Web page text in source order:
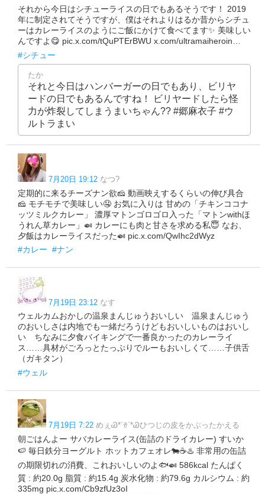
それから今日はシチューライスの日でもあるそうです！ 2019
年に制定されてそうですが、僕はそれよりはるか昔からシチュ
ーはカレーライスのようにご飯にかけて食べてます✨️ 美味しい
んですよ😋 pic.x.com/tQuPTErBWU x.com/ultramaiheroin…
#シチュー
たか
それと今日はハンバーガーの日でもあり、ビリヤ
ードの日でもあるんですね！ ビリヤードしたら怪
力が炸裂してしまうまいちゃん?? #郷麻衣子 #ウ
ルトラまい
7月20日 19:12 なつ?
定期的に来るチーズナン欲🧀 動画映えするくらいの伸び具合
🧀 モチモチで美味しい🤤 お気に入りは 甘めの「チキンココナ
ッツミルクカレー」 濃厚マトンゴロゴロ入った「マトンwithほ
うれん草カレー」🍛 カレーにも肉と甘さを求める私😇 なお、
夕飯はカレーライスだった🍛 pic.x.com/QwIhc2dWyz
#カレー #ナン
7月19日 23:12 なす
ウェルカムおかしの温泉まんじゅうおいしい 温泉まんじゅう
のおいしさは内地でも一緒だろうけどもおいしいものはおいし
い ちなみに夕食バイキングで一番良かったのカレーライ
ス……具材がごろっとたっぷりでルーもおいしくて……子供舌
（ガキタン）
#ウェル
7月19日 7:22 めぇᏊ*´ꈊ`*Ꮚひつじの皮をかぶったかえる
朝ごはんよー サバカレーライス(缶詰のドライカレー) すいか
🍉 毎日鉄分ヨーグルト ホットカフェオレ🐄☕♨️ 非常用の缶詰
の期限切れの消費、これおいしいのよ🐟🍛 586kcal たんぱく
質 : 約20.0g 脂質 : 約15.4g 炭水化物 : 約79.6g カルシウム : 約
335mg pic.x.com/Cb9zfUz3oI